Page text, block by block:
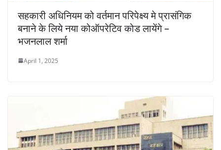
सहकारी अधिनियम को वर्तमान परिपेक्ष्य मे प्रासंगिक
बनाने के लिये नया कोऑपरेटिव कोड लायेंगे –
भजनलाल शर्मा
April 1, 2025